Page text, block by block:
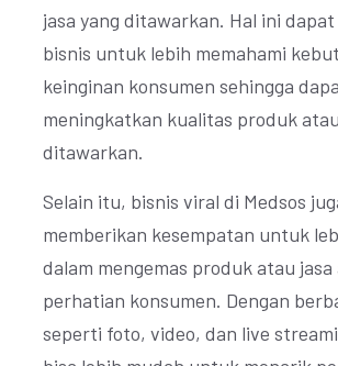
jasa yang ditawarkan. Hal ini
bisnis untuk lebih memahami
keinginan konsumen sehingga
meningkatkan kualitas produk
ditawarkan.
Selain itu, bisnis viral di Medsos
memberikan kesempatan untuk
dalam mengemas produk atau
perhatian konsumen. Dengan
seperti foto, video, dan live